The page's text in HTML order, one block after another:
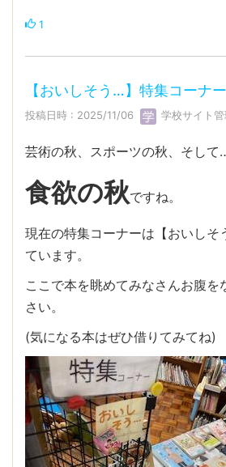
1
【おいしそう…】特集コーナー
投稿日時 : 2025/11/06 学校サイト
芸術の秋、スポーツの秋、そして
食欲の秋ですね。
現在の特集コーナーは【おいしそ
ています。
ここで本を眺めてみなさんお腹を
さい。
(気になる本はぜひ借りてみてね)